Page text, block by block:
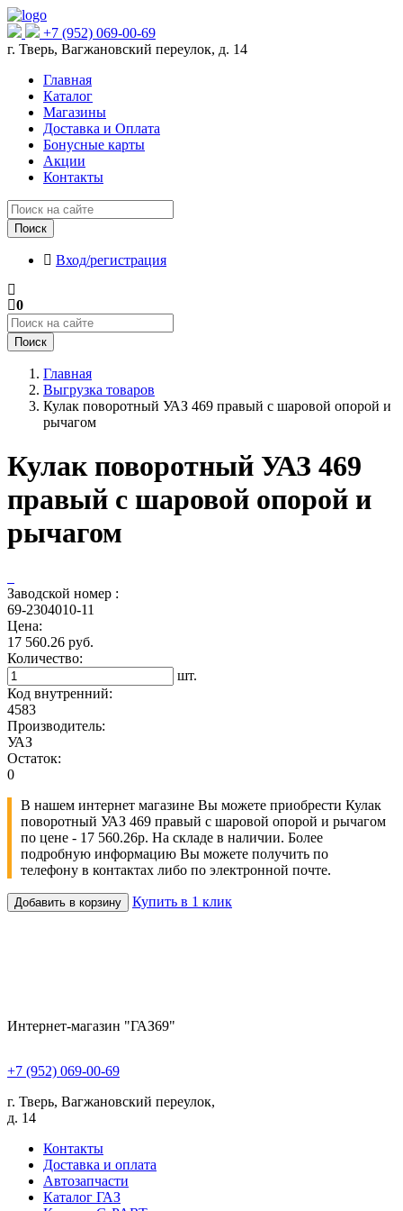
+7 (952) 069-00-69
г. Тверь, Вагжановский переулок, д. 14
Главная
Каталог
Магазины
Доставка и Оплата
Бонусные карты
Акции
Контакты
Поиск
Вход/регистрация
0
Поиск
Главная
Выгрузка товаров
Кулак поворотный УАЗ 469 правый с шаровой опорой и
рычагом
Кулак поворотный УАЗ 469
правый с шаровой опорой и
рычагом
Заводской номер :
69-2304010-11
Цена:
17 560.26 руб.
Количество:
шт.
Код внутренний:
4583
Производитель:
УАЗ
Остаток:
0
В нашем интернет магазине Вы можете приобрести Кулак
поворотный УАЗ 469 правый с шаровой опорой и рычагом
по цене - 17 560.26р. На складе в наличии. Более
подробную информацию Вы можете получить по
телефону в контактах либо по электронной почте.
Добавить в корзину Купить в 1 клик
Интернет-магазин "ГАЗ69"
+7 (952) 069-00-69
г. Тверь, Вагжановский переулок,
д. 14
Контакты
Доставка и оплата
Автозапчасти
Каталог ГАЗ